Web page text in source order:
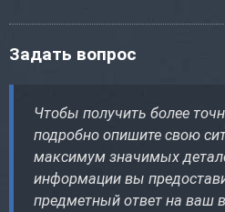
Задать вопрос
Чтобы получить более
подробно опишите свою
максимум значимых
информации вы
предметный ответ на ваш